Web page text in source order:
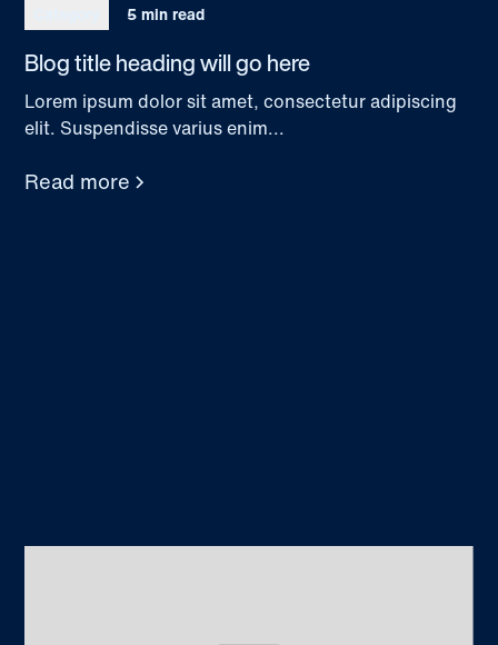
5 min read
Blog title heading will go here
Lorem ipsum dolor sit amet, consectetur adipiscing
elit. Suspendisse varius enim...
Read more